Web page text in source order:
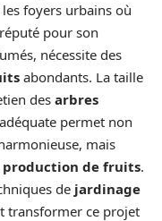
foyers urbains où
pour son
nécessite des
abondants. La taille
des arbres
permet non
mais
production de fruits.
de jardinage
transformer ce projet